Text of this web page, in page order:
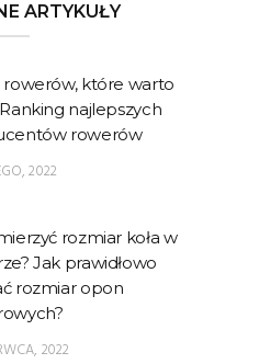
ARTYKUŁY
rowerów, które warto
najlepszych
rowerów
2022
rozmiar koła w
Jak prawidłowo
rozmiar opon
2022